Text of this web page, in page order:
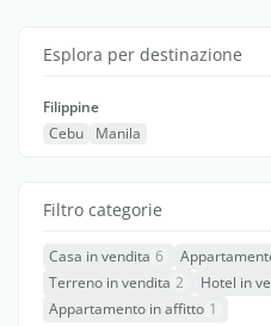
Esplora per destinazione
Filippine
Cebu
Manila
Filtro categorie
Casa in vendita 6
Terreno in vendita 2 Hotel in
Appartamento in affitto 1